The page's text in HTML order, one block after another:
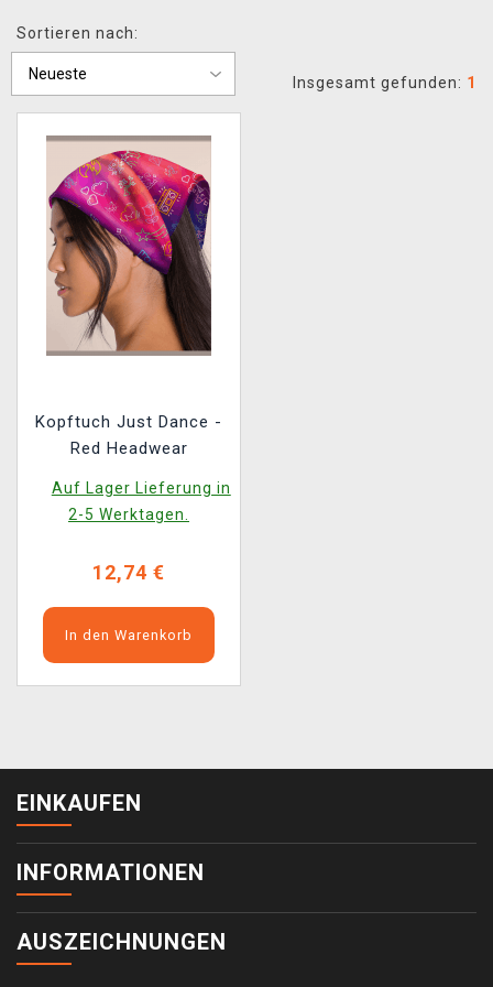
XZONE CLUB
Sortieren nach:
Insgesamt gefunden: 1
Kopftuch Just Dance -
Red Headwear
Auf Lager Lieferung in
2-5 Werktagen.
12,74 €
In den Warenkorb
EINKAUFEN
INFORMATIONEN
AUSZEICHNUNGEN